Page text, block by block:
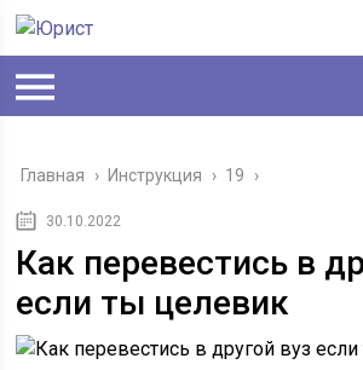
Главная › Инструкция › 19 ›
30.10.2022
Как перевестись в
если ты целевик